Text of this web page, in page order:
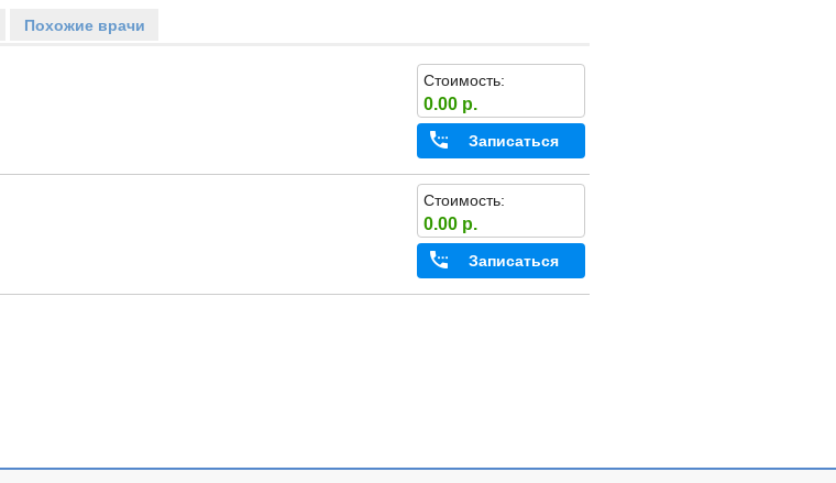
Похожие врачи
Стоимость:
0.00 р.
Записаться
Стоимость:
0.00 р.
Записаться